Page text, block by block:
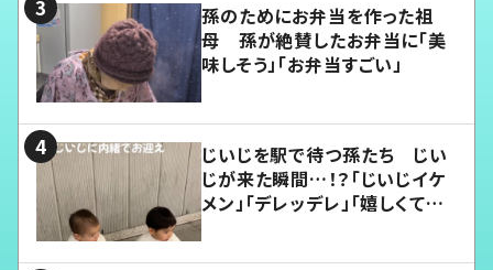
孫のためにお弁当を作った祖
母 孫が絶賛したお弁当に「美
味しそう」「お弁当すごい」
じいじを駅で待つ孫たち じい
じが来た瞬間…！？「じいじイケ
メン」「デレッデレ」「嬉しくて可